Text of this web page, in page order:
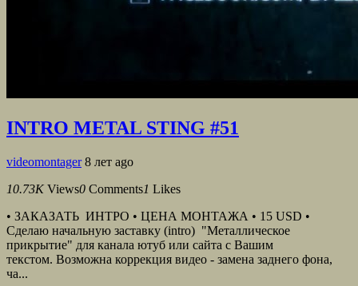
INTRO METAL STING #51
videomontager 8 лет ago
10.73K Views0 Comments1 Likes
• ЗАКАЗАТЬ ИНТРО • ЦЕНА МОНТАЖА • 15 USD •
Сделаю начальную заставку (intro) "Металлическое
прикрытие" для канала ютуб или сайта с Вашим
текстом. Возможна коррекция видео - замена заднего фона,
ча...